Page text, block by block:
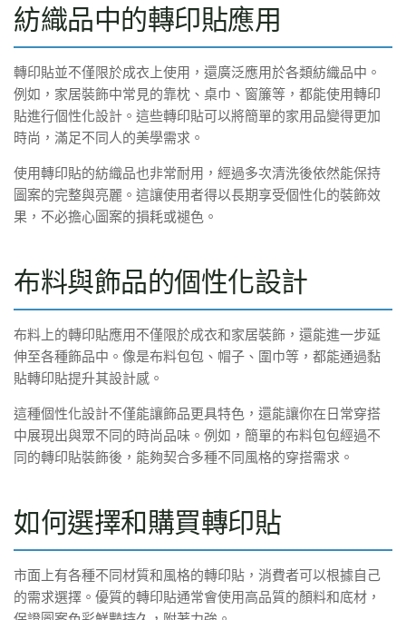
紡織品中的轉印貼應用
轉印貼並不僅限於成衣上使用，還廣泛應用於各類紡織品中。
例如，家居裝飾中常見的靠枕、桌巾、窗簾等，都能使用轉印
貼進行個性化設計。這些轉印貼可以將簡單的家用品變得更加
時尚，滿足不同人的美學需求。
使用轉印貼的紡織品也非常耐用，經過多次清洗後依然能保持
圖案的完整與亮麗。這讓使用者得以長期享受個性化的裝飾效
果，不必擔心圖案的損耗或褪色。
布料與飾品的個性化設計
布料上的轉印貼應用不僅限於成衣和家居裝飾，還能進一步延
伸至各種飾品中。像是布料包包、帽子、圍巾等，都能通過黏
貼轉印貼提升其設計感。
這種個性化設計不僅能讓飾品更具特色，還能讓你在日常穿搭
中展現出與眾不同的時尚品味。例如，簡單的布料包包經過不
同的轉印貼裝飾後，能夠契合多種不同風格的穿搭需求。
如何選擇和購買轉印貼
市面上有各種不同材質和風格的轉印貼，消費者可以根據自己
的需求選擇。優質的轉印貼通常會使用高品質的顏料和底材，